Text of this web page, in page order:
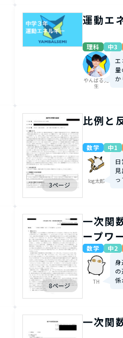
運動エ
理科 中3
やんばる先
生
エ
か
3ページ
比例と
数学 中1
log太郎
っ
8ページ
一次関
ープワ
数学 中2
TH
身
係
一次関